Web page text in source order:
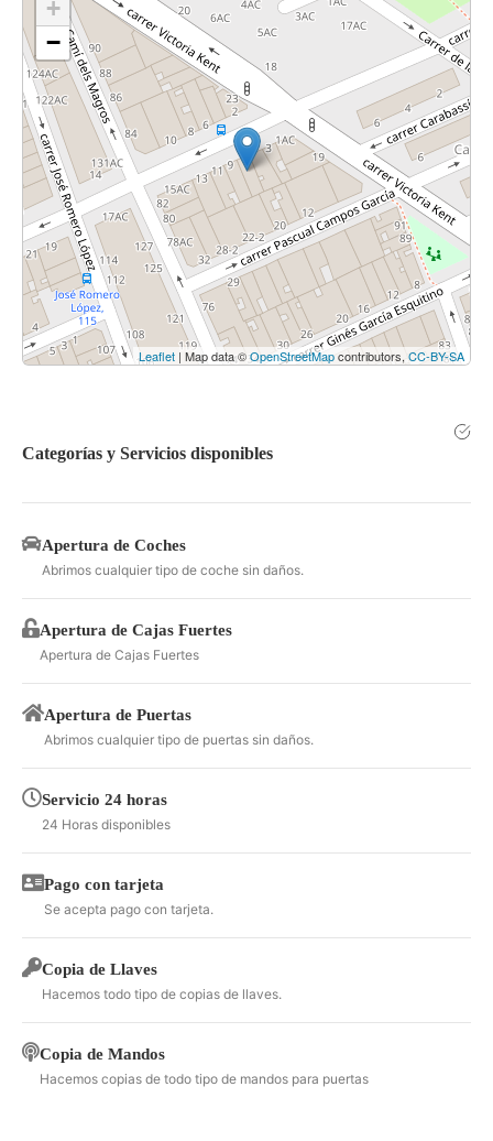
+
−
Leaflet | Map data ©OpenStreetMapcontributors, CC-BY-SA
Categorías y Servicios disponibles
Apertura de Coches
Abrimos cualquier tipo de coche sin daños.
Apertura de Cajas Fuertes
Apertura de Cajas Fuertes
Apertura de Puertas
Abrimos cualquier tipo de puertas sin daños.
Servicio 24 horas
24 Horas disponibles
Pago con tarjeta
Se acepta pago con tarjeta.
Copia de Llaves
Hacemos todo tipo de copias de llaves.
Copia de Mandos
Hacemos copias de todo tipo de mandos para puertas